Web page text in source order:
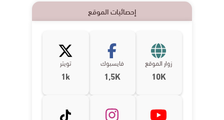
إحصائيات الموقع
زوار الموقع
10K
فايسبوك
1,5K
تويتر
1k